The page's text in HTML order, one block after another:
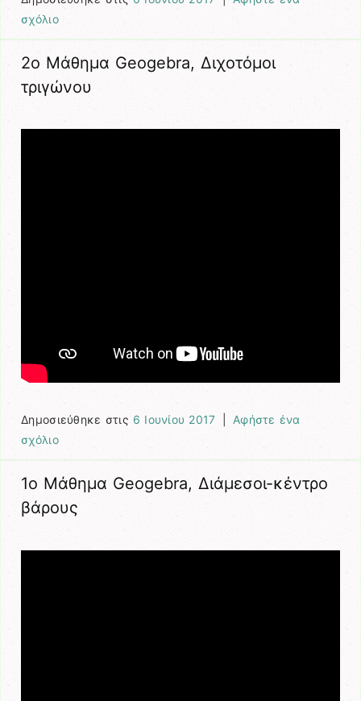
σχόλιο
2o Μάθημα Geogebra, Διχοτόμοι
τριγώνου
Δημοσιεύθηκε στις 6 Ιουνίου 2017
Αφήστε ένα
σχόλιο
1ο Μάθημα Geogebra, Διάμεσοι-κέντρο
βάρους